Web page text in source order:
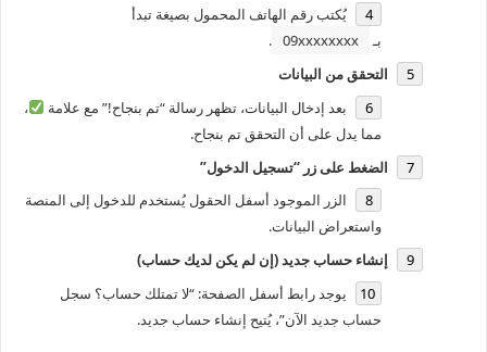
يُكتب رقم الهاتف المحمول بصيغة تبدأ
بـ
09xxxxxxxx
.
التحقق من البيانات
بعد إدخال البيانات، تظهر رسالة “تم بنجاح!” مع علامة
،
مما يدل على أن التحقق تم بنجاح.
الضغط على زر “تسجيل الدخول”
الزر الموجود أسفل الحقول يُستخدم للدخول إلى المنصة
واستعراض البيانات.
إنشاء حساب جديد (إن لم يكن لديك حساب)
يوجد رابط أسفل الصفحة: “لا تمتلك حساب؟ سجل
حساب جديد الآن”، يُتيح إنشاء حساب جديد.